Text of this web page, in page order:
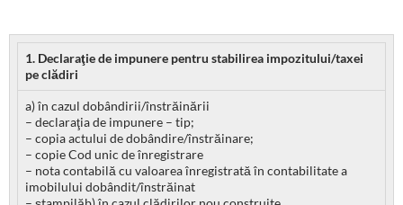
1. Declaraţie de impunere pentru stabilirea impozitului/taxei
pe clădiri
a) în cazul dobândirii/înstrăinării
– declaraţia de impunere – tip;
– copia actului de dobândire/înstrăinare;
– copie Cod unic de înregistrare
– nota contabilă cu valoarea înregistrată în contabilitate a
imobilului dobândit/înstrăinat